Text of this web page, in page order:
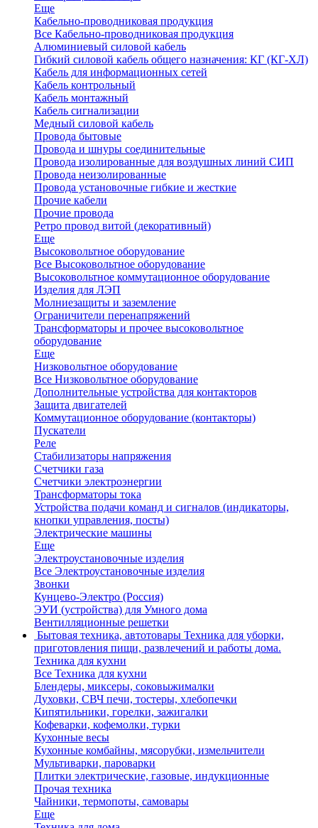
Еще
Кабельно-проводниковая продукция
Все Кабельно-проводниковая продукция
Алюминиевый силовой кабель
Гибкий силовой кабель общего назначения: КГ (КГ-ХЛ)
Кабель для информационных сетей
Кабель контрольный
Кабель монтажный
Кабель сигнализации
Медный силовой кабель
Провода бытовые
Провода и шнуры соединительные
Провода изолированные для воздушных линий СИП
Провода неизолированные
Провода установочные гибкие и жесткие
Прочие кабели
Прочие провода
Ретро провод витой (декоративный)
Еще
Высоковольтное оборудование
Все Высоковольтное оборудование
Высоковольтное коммутационное оборудование
Изделия для ЛЭП
Молниезащиты и заземление
Ограничители перенапряжений
Трансформаторы и прочее высоковольтное
оборудование
Еще
Низковольтное оборудование
Все Низковольтное оборудование
Дополнительные устройства для контакторов
Защита двигателей
Коммутационное оборудование (контакторы)
Пускатели
Реле
Стабилизаторы напряжения
Счетчики газа
Счетчики электроэнергии
Трансформаторы тока
Устройства подачи команд и сигналов (индикаторы,
кнопки управления, посты)
Электрические машины
Еще
Электроустановочные изделия
Все Электроустановочные изделия
Звонки
Кунцево-Электро (Россия)
ЭУИ (устройства) для Умного дома
Вентилляционные решетки
Бытовая техника, автотовары Техника для уборки,
приготовления пищи, развлечений и работы дома.
Техника для кухни
Все Техника для кухни
Блендеры, миксеры, соковыжималки
Духовки, СВЧ печи, тостеры, хлебопечки
Кипятильники, горелки, зажигалки
Кофеварки, кофемолки, турки
Кухонные весы
Кухонные комбайны, мясорубки, измельчители
Мультиварки, пароварки
Плитки электрические, газовые, индукционные
Прочая техника
Чайники, термопоты, самовары
Еще